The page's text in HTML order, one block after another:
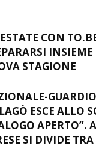
INSIEME
STAGIONE
ESCE ALLO
APERTO”.
SI DIVIDE